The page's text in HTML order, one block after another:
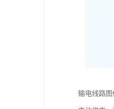
输电线路